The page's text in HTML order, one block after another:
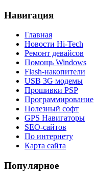
Навигация
Главная
Новости Hi-Tech
Ремонт девайсов
Помощь Windows
Flash-накопители
USB 3G модемы
Прошивки PSP
Программирование
Полезный софт
GPS Навигаторы
SEO-сайтов
По интернету
Карта сайта
Популярное